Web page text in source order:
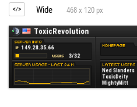
Wide 468 x 120 px